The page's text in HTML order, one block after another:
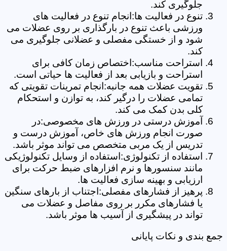
جلوگیری کند.
تنوع در فعالیت ها:انجام تنوع در فعالیت های
ورزشی باعث تنوع در بارگذاری بر روی عضلات می
شود و از خستگی مفصلی و عضلانی جلوگیری می
کند.
استراحت مناسب:اختصاص زمان کافی برای
استراحت و بازیابی بعد از فعالیت ها حیاتی است.
تقویت عضلات همه جانبه:انجام تمرینات تقویتی که
تمامی عضلات را درگیر کند، به توازن و استحکام
کلی بدن کمک می کند.
آموزش درستی در ورزش های مخصوصی:در
صورت انجام ورزش های خاص، آموزش درست و
تدریس از یک مربی متخصص می تواند موثر باشد.
استفاده از تکنولوژی:استفاده از وسایل تکنولوژیکی
مانند سنسورها و نرم افزارهای ضبط حرکت برای
ارزیابی و بهینه سازی فعالیت ها.
پرهیز از فشارهای مفصلی:اجتناب از بارهای سنگین
یا فشارهای مکرر بر روی مفاصل و عضلات می
تواند در پیشگیری از آسیب ها موثر باشد.
جمع بندی و نکات پایانی